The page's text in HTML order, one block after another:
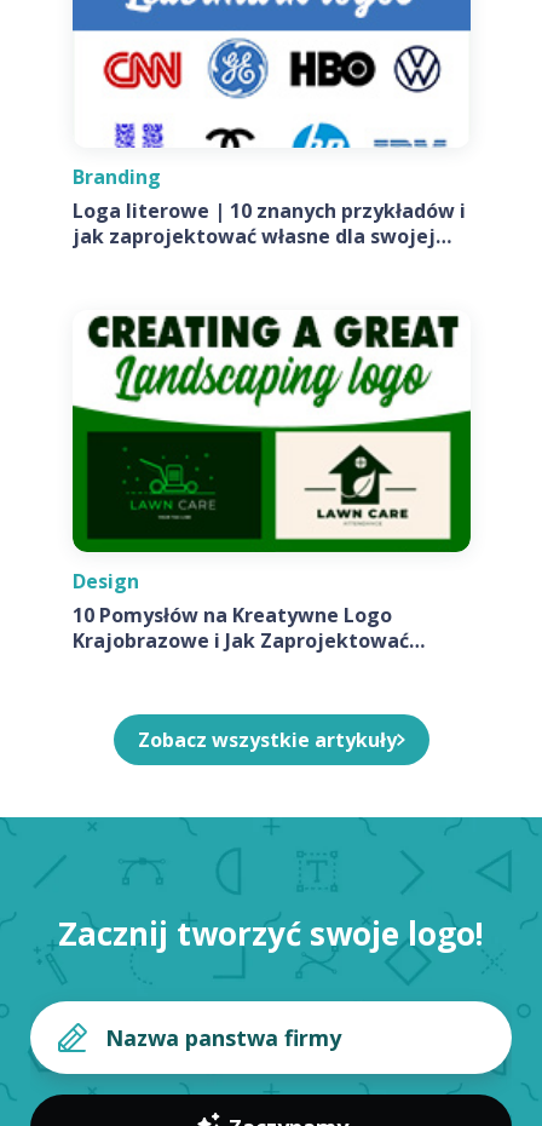
Branding
Loga literowe | 10 znanych przykładów i
jak zaprojektować własne dla swojej
Design
10 Pomysłów na Kreatywne Logo
Krajobrazowe i Jak Zaprojektować
Zobacz wszystkie artykuły
Zacznij tworzyć swoje logo!